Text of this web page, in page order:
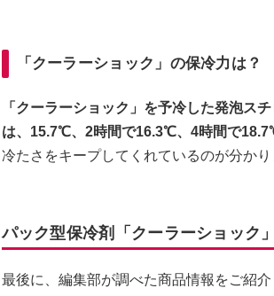
「クーラーショック」の保冷力は？
「クーラーショック」を予冷した発泡ス
は、15.7℃、2時間で16.3℃、4時間で
冷たさをキープしてくれているのが分かり
パック型保冷剤「クーラーショック
最後に、編集部が調べた商品情報をご紹介